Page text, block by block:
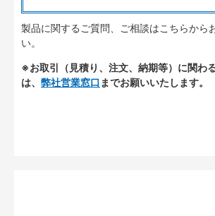
製品に関するご質問、ご相談はこちらから
い。
※お取引（見積り、注文、納期等）に関わ
は、 弊社営業窓口 までお願いいたします。